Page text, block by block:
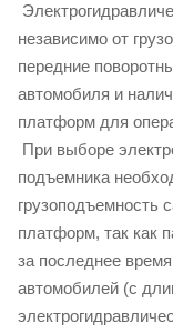
независимо от
передние
автомобиля и
платформ для
При выборе
подъемника
грузоподъемность
платформ, так как
за последнее
автомобилей (с